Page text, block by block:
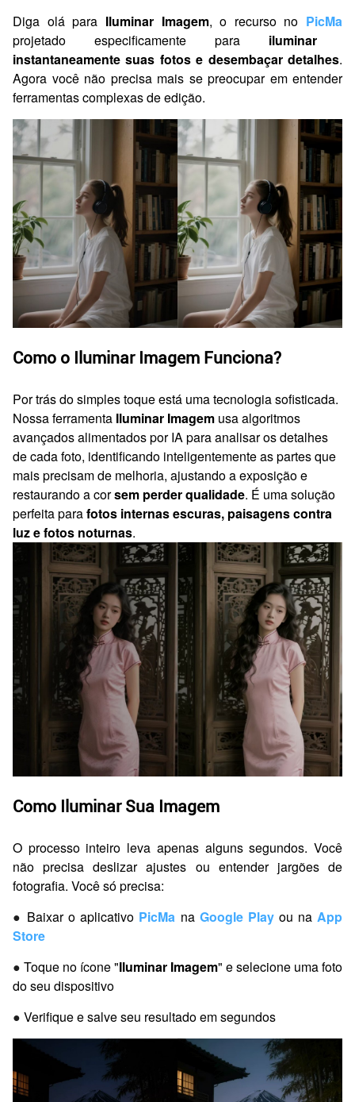
Diga olá para Iluminar Imagem, o recurso no PicMa
projetado especificamente para iluminar
instantaneamente suas fotos e desembaçar detalhes.
Agora você não precisa mais se preocupar em entender
ferramentas complexas de edição.
Como o Iluminar Imagem Funciona?
Por trás do simples toque está uma tecnologia sofisticada.
Nossa ferramenta Iluminar Imagem usa algoritmos
avançados alimentados por IA para analisar os detalhes
de cada foto, identificando inteligentemente as partes que
mais precisam de melhoria, ajustando a exposição e
restaurando a corsem perder qualidade. É uma solução
perfeita parafotos internas escuras, paisagens contra
luz e fotos noturnas.
Como Iluminar Sua Imagem
O processo inteiro leva apenas alguns segundos. Você
não precisa deslizar ajustes ou entender jargões de
fotografia. Você só precisa:
● Baixar o aplicativo PicMa na Google Playou naApp
Store
● Toque no ícone "Iluminar Imagem" e selecione uma foto
do seu dispositivo
● Verifique e salve seu resultado em segundos